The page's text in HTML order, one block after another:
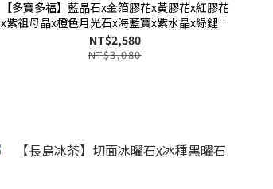
【多寶多福】藍晶石x金箔膠花x黃膠花x紅膠花
x紫祖母晶x橙色月光石x海藍寶x紫水晶x綠鋰雲
母
NT$2,580
NT$3,080